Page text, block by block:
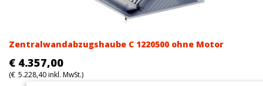
Zentralwandabzugshaube C 1220500 ohne Motor
€ 4.357,00
(€ 5.228,40inkl. MwSt.)